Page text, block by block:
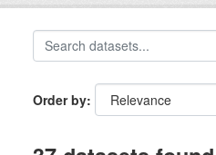
Order by